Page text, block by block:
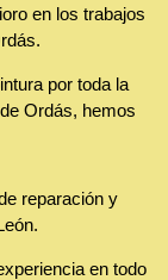
en los trabajos
por toda la
Ordás, hemos
reparación y
en todo